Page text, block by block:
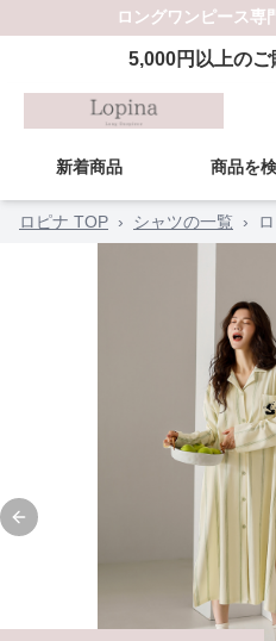
ロングワンピース専
5,000円以上の
新着商品 商品を
ロピナ TOP › シャツの一覧 ›
Previous slide